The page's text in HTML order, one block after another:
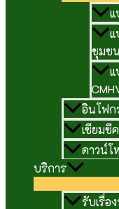
แ
แ
ชุมช
แ
อินโฟก
เซียมซี
ดาวน์โ
บริการ
รับเรื่อ